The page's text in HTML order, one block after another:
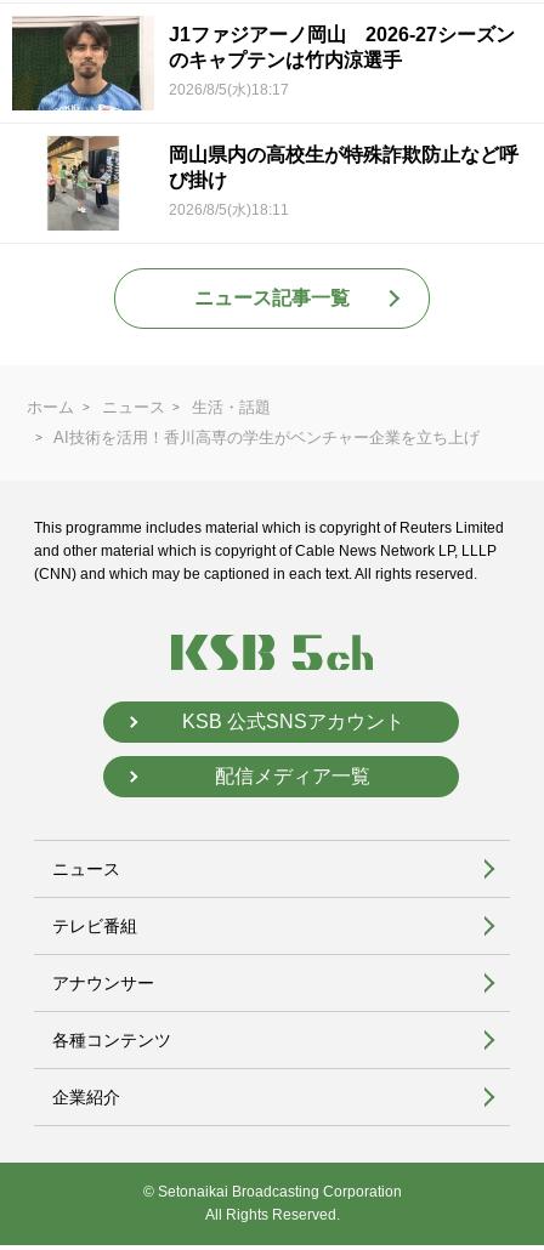
J1ファジアーノ岡山 2026-27シーズン
のキャプテンは竹内涼選手
2026/8/5(水)18:17
岡山県内の高校生が特殊詐欺防止など呼
び掛け
2026/8/5(水)18:11
ニュース記事一覧
ホーム ニュース
生活・話題
AI技術を活用！香川高専の学生がベンチャー企業を立ち上げ
This programme includes material which is copyright of Reuters Limited
and other material which is copyright of Cable News Network LP, LLLP
(CNN) and which may be captioned in each text. All rights reserved.
KSB 公式SNSアカウント
配信メディア一覧
ニュース
テレビ番組
アナウンサー
各種コンテンツ
企業紹介
© Setonaikai Broadcasting Corporation
All Rights Reserved.